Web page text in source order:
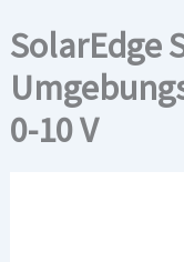
SolarEdge
0-10 V